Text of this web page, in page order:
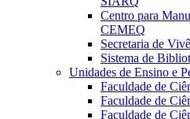
Centro para
CEMEQ
Secretaria de
Sistema de
Unidades de Ensino e
Faculdade de
Faculdade de
Faculdade de